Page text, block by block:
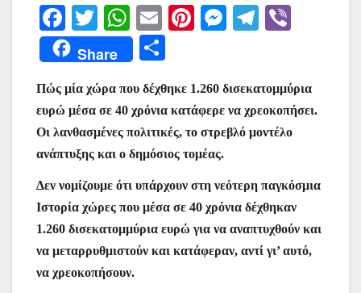
F
a
c
e
b
o
o
k
T
w
itt
er
W
h
at
s
A
p
E
m
ai
l
Pi
e
st
M
s
e
n
g
er
T
gr
a
m
Share
ρ
α
σ
τε
ίτ
ε
Πώς μία χώρα που δέχθηκε 1.260 δισεκατομμύρια
ευρώ μέσα σε 40 χρόνια κατάφερε να χρεοκοπήσει.
Οι λανθασμένες πολιτικές, το στρεβλό μοντέλο
ανάπτυξης και ο δημόσιος τομέας.
Δεν νομίζουμε ότι υπάρχουν στη νεότερη παγκόσμια
Ιστορία χώρες που μέσα σε 40 χρόνια δέχθηκαν
1.260 δισεκατομμύρια ευρώ για να αναπτυχθούν και
να μεταρρυθμιστούν και κατάφεραν, αντί γι’ αυτό,
να χρεοκοπήσουν.